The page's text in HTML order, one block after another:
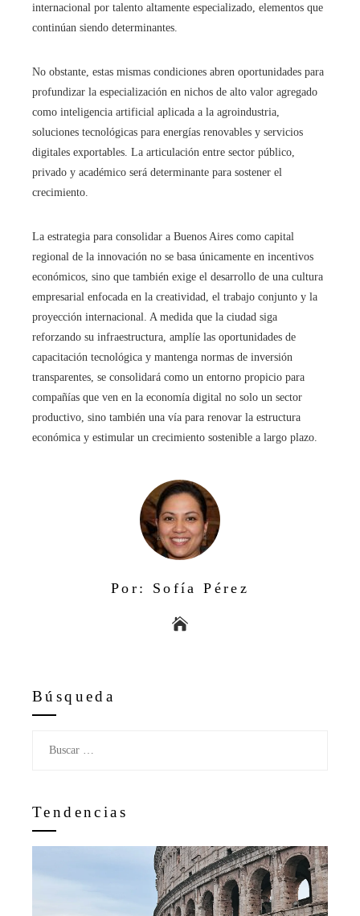
internacional por talento altamente especializado, elementos que
continúan siendo determinantes.
No obstante, estas mismas condiciones abren oportunidades para
profundizar la especialización en nichos de alto valor agregado
como inteligencia artificial aplicada a la agroindustria,
soluciones tecnológicas para energías renovables y servicios
digitales exportables. La articulación entre sector público,
privado y académico será determinante para sostener el
crecimiento.
La estrategia para consolidar a Buenos Aires como capital
regional de la innovación no se basa únicamente en incentivos
económicos, sino que también exige el desarrollo de una cultura
empresarial enfocada en la creatividad, el trabajo conjunto y la
proyección internacional. A medida que la ciudad siga
reforzando su infraestructura, amplíe las oportunidades de
capacitación tecnológica y mantenga normas de inversión
transparentes, se consolidará como un entorno propicio para
compañías que ven en la economía digital no solo un sector
productivo, sino también una vía para renovar la estructura
económica y estimular un crecimiento sostenible a largo plazo.
Por: Sofía Pérez
Búsqueda
Tendencias